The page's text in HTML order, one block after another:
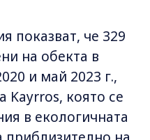
показват, че 329
на обекта в
и май 2023 г.,
Kayrros, която се
в екологичната